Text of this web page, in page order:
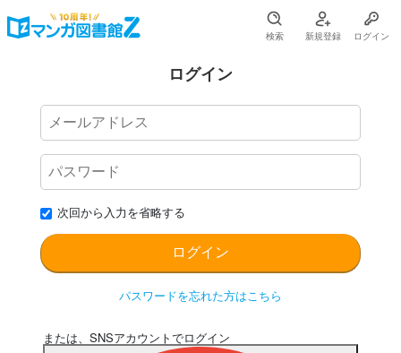
検索 新規登録 ログイン
ログイン
次回から入力を省略する
パスワードを忘れた方はこちら
または、SNSアカウントでログイン